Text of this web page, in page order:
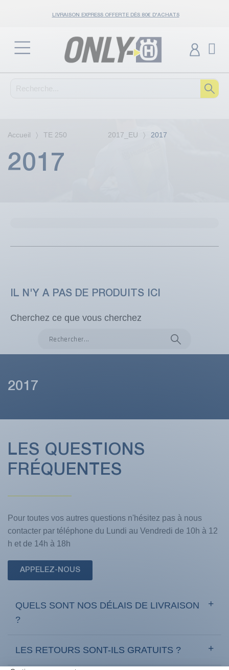
LIVRAISON EXPRESS OFFERTE DÈS 80€ D'ACHATS
Accueil TE 250 2017_EU 2017
2017
IL N'Y A PAS DE PRODUITS ICI
Cherchez ce que vous cherchez
2017
LES QUESTIONS
FRÉQUENTES
Pour toutes vos autres questions n'hésitez pas à nous
contacter par téléphone du Lundi au Vendredi de 10h à 12
h et de 14h à 18h
APPELEZ-NOUS
QUELS SONT NOS DÉLAIS DE LIVRAISON
?
LES RETOURS SONT-ILS GRATUITS ?